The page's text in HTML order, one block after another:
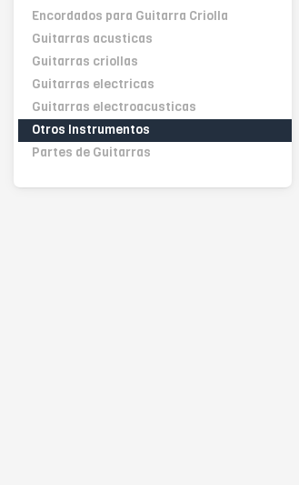
Encordados para Guitarra Criolla
Guitarras acusticas
Guitarras criollas
Guitarras electricas
Guitarras electroacusticas
Otros Instrumentos
Partes de Guitarras